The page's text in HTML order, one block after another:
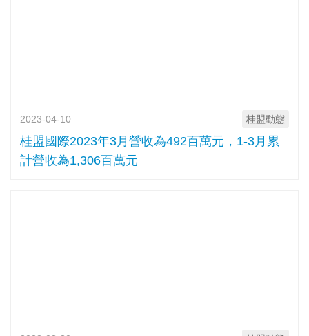
2023-04-10 桂盟動態
桂盟國際2023年3月營收為492百萬元，1-3月累
計營收為1,306百萬元